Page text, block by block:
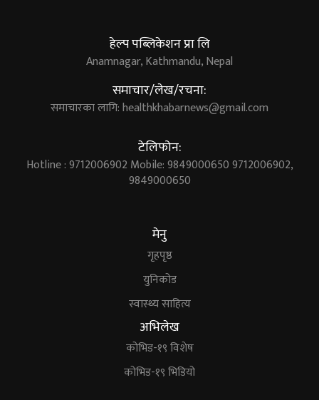
हेल्प पब्लिकेशन प्रा लि
Anamnagar, Kathmandu, Nepal
समाचार/लेख/रचना:
समाचारका लागि:healthkhabarnews@gmail.com
टेलिफोन:
Hotline : 9712006902 Mobile: 9849000650 9712006902,
9849000650
मेनु
गृहपृष्ठ
युनिकोड
स्वास्थ्य साहित्य
अभिलेख
कोभिड-१९ विशेष
कोभिड-१९ भिडियो